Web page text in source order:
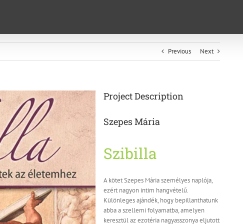
Previous Next
Project Description
Szepes Mária
Szibilla
A kötet Szepes Mária személyes naplója,
ezért nagyon intim hangvételű.
Különleges ajándék, hogy bepillanthatunk
abba a szellemi folyamatba, amelyen
keresztül az ezotéria nagyasszonya eljutott